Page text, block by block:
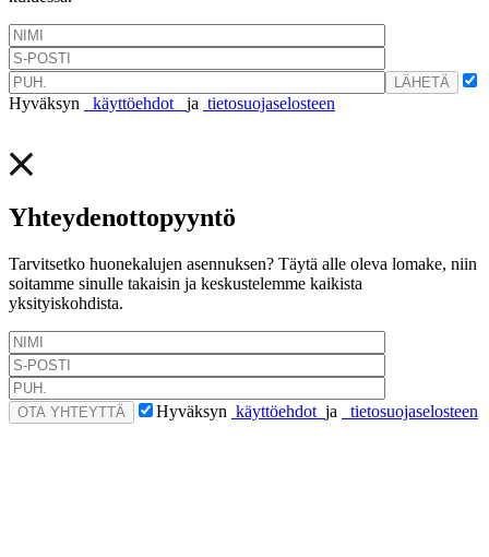
Hyväksyn käyttöehdot ja tietosuojaselosteen
Yhteydenottopyyntö
Tarvitsetko huonekalujen asennuksen? Täytä alle oleva lomake, niin
soitamme sinulle takaisin ja keskustelemme kaikista
yksityiskohdista.
Hyväksyn käyttöehdot ja tietosuojaselosteen